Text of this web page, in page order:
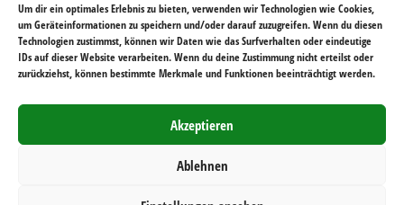
Um dir ein optimales Erlebnis zu bieten, verwenden wir Technologien wie Cookies,
um Geräteinformationen zu speichern und/oder darauf zuzugreifen. Wenn du diesen
Technologien zustimmst, können wir Daten wie das Surfverhalten oder eindeutige
IDs auf dieser Website verarbeiten. Wenn du deine Zustimmung nicht erteilst oder
zurückziehst, können bestimmte Merkmale und Funktionen beeinträchtigt werden.
Akzeptieren
Ablehnen